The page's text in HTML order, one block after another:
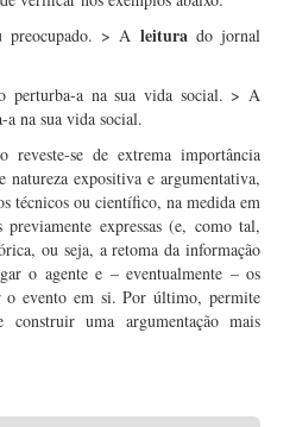
> A leiturado jornal
perturba-a na sua vida social. > A
na sua vida social.
reveste-se de extrema importância
natureza expositiva e argumentativa,
técnicos ou científico, na medida em
expressas (e, como tal,
ou seja, a retoma da informação
o agente e – eventualmente – os
o evento em si. Por último, permite
construir uma argumentação mais